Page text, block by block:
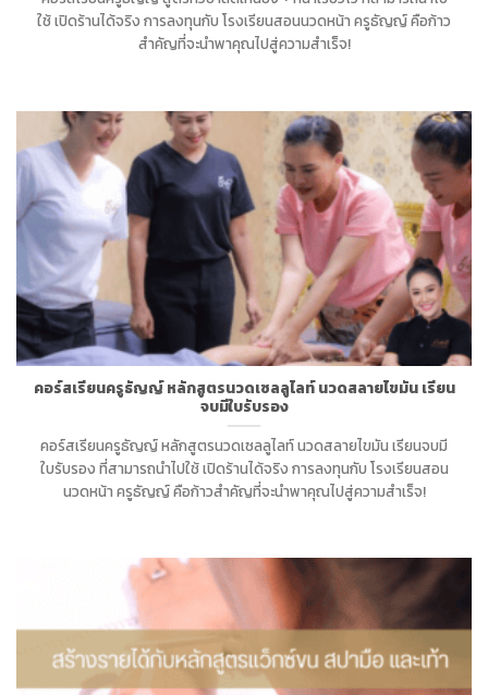
ใช้ เปิดร้านได้จริง การลงทุนกับ โรงเรียนสอนนวดหน้า ครูธัญญ์ คือก้าว
สำคัญที่จะนำพาคุณไปสู่ความสำเร็จ!
คอร์สเรียนครูธัญญ์ หลักสูตรนวดเซลลูไลท์ นวดสลายไขมัน เรียน
จบมีใบรับรอง
คอร์สเรียนครูธัญญ์ หลักสูตรนวดเซลลูไลท์ นวดสลายไขมัน เรียนจบมี
ใบรับรอง ที่สามารถนำไปใช้ เปิดร้านได้จริง การลงทุนกับ โรงเรียนสอน
นวดหน้า ครูธัญญ์ คือก้าวสำคัญที่จะนำพาคุณไปสู่ความสำเร็จ!